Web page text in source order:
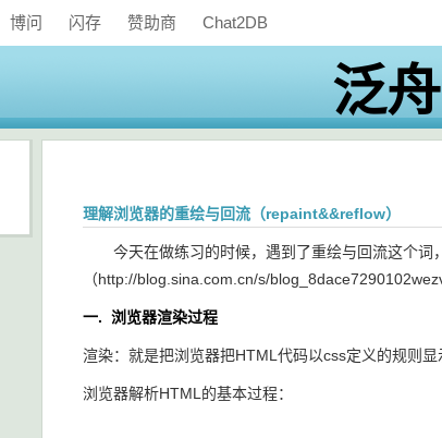
博问 闪存 赞助商 Chat2DB
泛
理解浏览器的重绘与回流（repaint&&reflow）
今天在做练习的时候，遇到了重绘与回流这个词
（http://blog.sina.com.cn/s/
一. 浏览器渲染过程
渲染：就是把浏览器把HTML代码以css定义的规则
浏览器解析HTML的基本过程：